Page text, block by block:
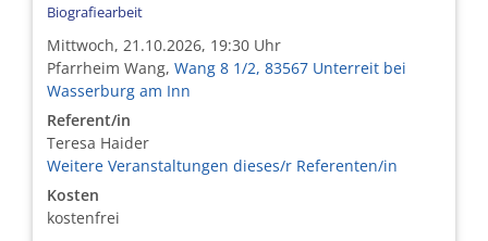
Biografiearbeit
Mittwoch, 21.10.2026, 19:30 Uhr
Pfarrheim Wang, Wang 8 1/2, 83567 Unterreit bei
Wasserburg am Inn
Referent/in
Teresa Haider
Weitere Veranstaltungen dieses/r Referenten/in
Kosten
kostenfrei